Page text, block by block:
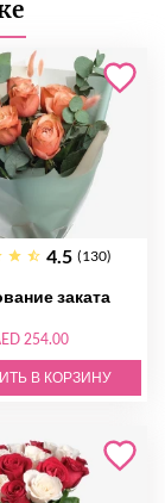
4.5 (130)
заката
254.00
В КОРЗИНУ